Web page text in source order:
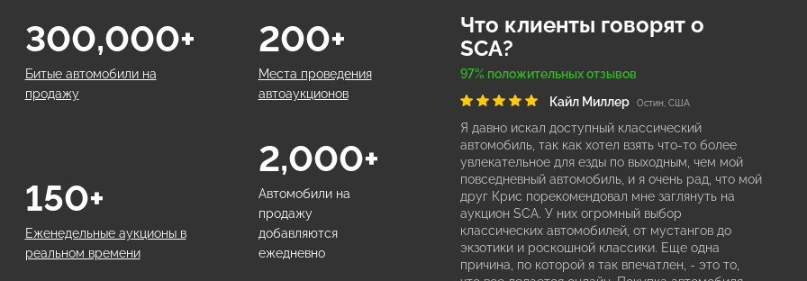
Битые автомобили на
продажу
300,000+
Места проведения
автоаукционов
200+
Еженедельные аукционы в
реальном времени
150+
Автомобили на
продажу
добавляются
ежедневно
2,000+
Что клиенты говорят о
SCA?
97% положительных отзывов
Кайл Миллер
Остин, США
Я давно искал доступный классический
автомобиль, так как хотел взять что-то более
увлекательное для езды по выходным, чем мой
повседневный автомобиль, и я очень рад, что мой
друг Крис порекомендовал мне заглянуть на
аукцион SCA. У них огромный выбор
классических автомобилей, от мустангов до
экзотики и роскошной классики. Еще одна
причина, по которой я так впечатлен, - это то,